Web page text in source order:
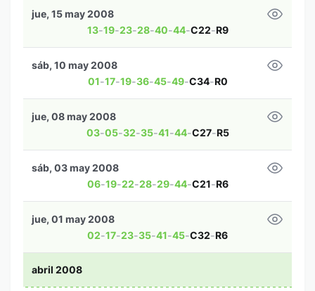
13-19-23-28-40-44-C22-R9
jue, 15 may 2008
01-17-19-36-45-49-C34-R0
sáb, 10 may 2008
03-05-32-35-41-44-C27-R5
jue, 08 may 2008
06-19-22-28-29-44-C21-R6
sáb, 03 may 2008
02-17-23-35-41-45-C32-R6
jue, 01 may 2008
abril 2008